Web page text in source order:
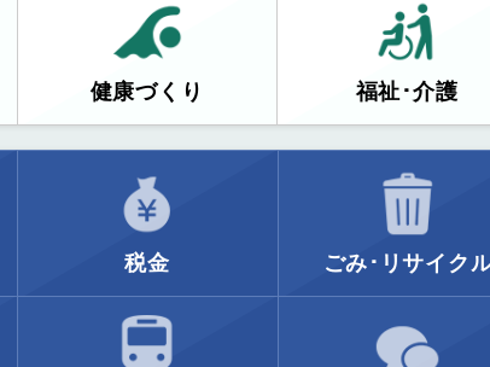
健康づくり 福祉･介護
税金 ごみ･リサイク